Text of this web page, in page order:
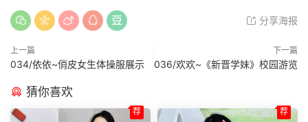
分享海报
上一篇
034/依依~俏皮女生体操服展示
下一篇
036/欢欢~《新晋学妹》校园游览
猜你喜欢
荐 荐